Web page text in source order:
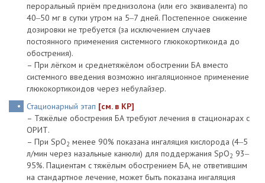
пероральный приём преднизолона (или его эквивалента) по
40‒50 мг в сутки утром на 5‒7 дней. Постепенное снижение
дозировки не требуется (за исключением случаев
постоянного применения системного глюкокортикоида до
обострения).
– При лёгком и среднетяжёлом обострении БА вместо
системного введения возможно ингаляционное применение
глюкокортикоидов через небулайзер.
Стационарный этап [см. в КР]
– Тяжёлые обострения БА требуют лечения в стационарах с
ОРИТ.
– При SpO2 менее 90% показана ингаляция кислорода (4‒5
л/мин через назальные канюли) для поддержания SpO2 93‒
95%. Пациентам с тяжёлым обострением БА, не ответившим
на стандартное лечение, может быть показана ингаляция